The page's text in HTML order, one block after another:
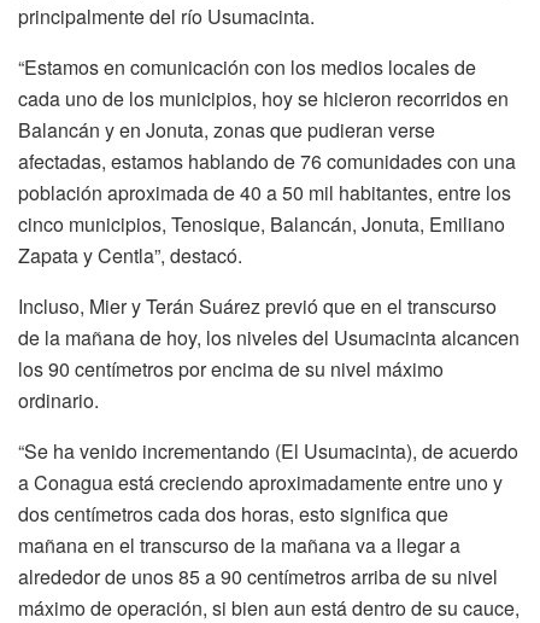
principalmente del río Usumacinta.
“Estamos en comunicación con los medios locales de
cada uno de los municipios, hoy se hicieron recorridos en
Balancán y en Jonuta, zonas que pudieran verse
afectadas, estamos hablando de 76 comunidades con una
población aproximada de 40 a 50 mil habitantes, entre los
cinco municipios, Tenosique, Balancán, Jonuta, Emiliano
Zapata y Centla”, destacó.
Incluso, Mier y Terán Suárez previó que en el transcurso
de la mañana de hoy, los niveles del Usumacinta alcancen
los 90 centímetros por encima de su nivel máximo
ordinario.
“Se ha venido incrementando (El Usumacinta), de acuerdo
a Conagua está creciendo aproximadamente entre uno y
dos centímetros cada dos horas, esto significa que
mañana en el transcurso de la mañana va a llegar a
alrededor de unos 85 a 90 centímetros arriba de su nivel
máximo de operación, si bien aun está dentro de su cauce,